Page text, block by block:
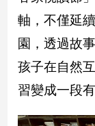
治
焦
品
觀
點
民
軸，不僅延
園，透過故
孩子在自然
習變成一段